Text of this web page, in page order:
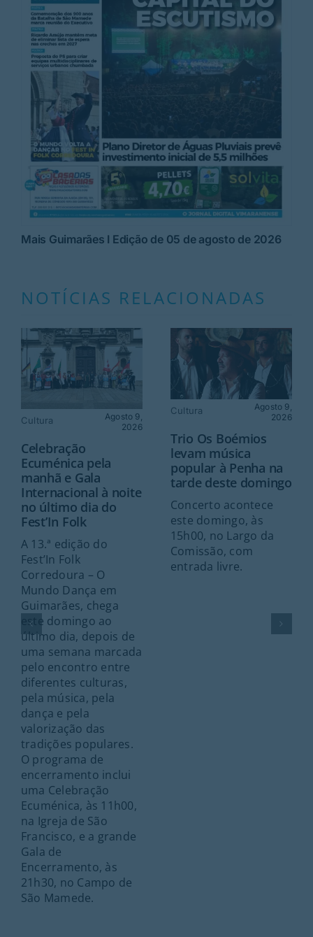
Mais Guimarães I Edição de 05 de agosto de 2026
NOTÍCIAS RELACIONADAS
Cultura
Agosto 9,
2026
Celebração
Ecuménica pela
manhã e Gala
Internacional à noite
no último dia do
Fest’In Folk
A 13.ª edição do
Fest’In Folk
Corredoura – O
Mundo Dança em
Guimarães, chega
este domingo ao
último dia, depois de
uma semana marcada
pelo encontro entre
diferentes culturas,
pela música, pela
dança e pela
valorização das
tradições populares.
O programa de
encerramento inclui
uma Celebração
Ecuménica, às 11h00,
na Igreja de São
Francisco, e a grande
Gala de
Encerramento, às
21h30, no Campo de
São Mamede.
Cultura
Agosto 9,
2026
Trio Os Boémios
levam música
popular à Penha na
tarde deste domingo
Concerto acontece
este domingo, às
15h00, no Largo da
Comissão, com
entrada livre.